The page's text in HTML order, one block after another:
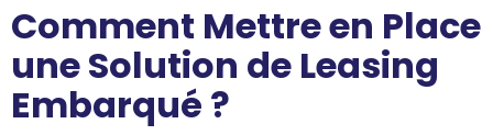
Comment Mettre en Place
une Solution de Leasing
Embarqué ?